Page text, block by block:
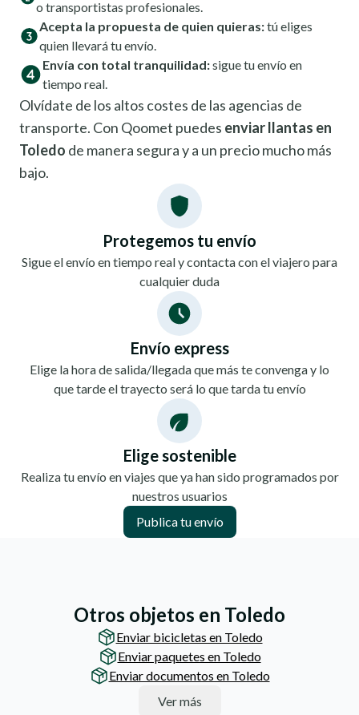
o transportistas profesionales.
Acepta la propuesta de quien quieras:tú eliges
quien llevará tu envío.
Envía con total tranquilidad:sigue tu envío en
tiempo real.
Olvídate de los altos costes de las agencias de
transporte. Con Qoomet puedes enviar llantas en
Toledo de manera segura y a un precio mucho más
bajo.
Protegemos tu envío
Sigue el envío en tiempo real y contacta con el viajero para
cualquier duda
Envío express
Elige la hora de salida/llegada que más te convenga y lo
que tarde el trayecto será lo que tarda tu envío
Elige sostenible
Realiza tu envío en viajes que ya han sido programados por
nuestros usuarios
Publica tu envío
Otros objetos en Toledo
Enviar bicicletas en Toledo
Enviar paquetes en Toledo
Enviar documentos en Toledo
Ver más